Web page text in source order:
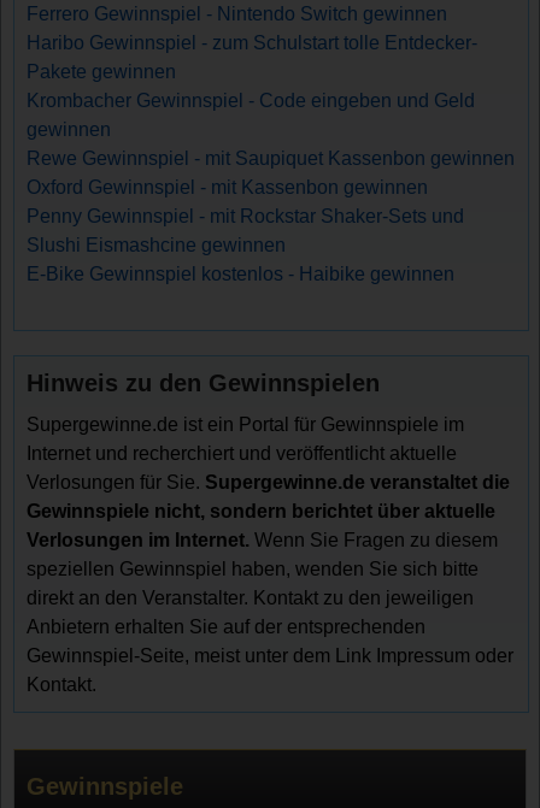
Ferrero Gewinnspiel - Nintendo Switch gewinnen
Haribo Gewinnspiel - zum Schulstart tolle Entdecker-
Pakete gewinnen
Krombacher Gewinnspiel - Code eingeben und Geld
gewinnen
Rewe Gewinnspiel - mit Saupiquet Kassenbon gewinnen
Oxford Gewinnspiel - mit Kassenbon gewinnen
Penny Gewinnspiel - mit Rockstar Shaker-Sets und
Slushi Eismashcine gewinnen
E-Bike Gewinnspiel kostenlos - Haibike gewinnen
Hinweis zu den Gewinnspielen
Supergewinne.de ist ein Portal für Gewinnspiele im
Internet und recherchiert und veröffentlicht aktuelle
Verlosungen für Sie. Supergewinne.de veranstaltet die
Gewinnspiele nicht, sondern berichtet über aktuelle
Verlosungen im Internet. Wenn Sie Fragen zu diesem
speziellen Gewinnspiel haben, wenden Sie sich bitte
direkt an den Veranstalter. Kontakt zu den jeweiligen
Anbietern erhalten Sie auf der entsprechenden
Gewinnspiel-Seite, meist unter dem Link Impressum oder
Kontakt.
Gewinnspiele